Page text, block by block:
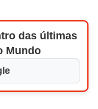
das últimas
Mundo